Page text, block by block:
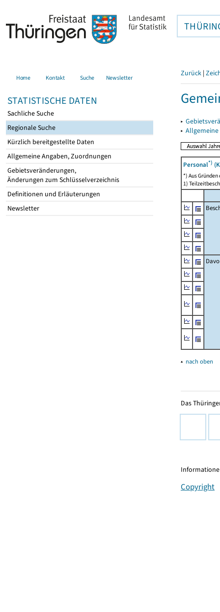
Home Kontakt Suche Newsletter
STATISTISCHE DATEN
Sachliche Suche
Regionale Suche
Kürzlich bereitgestellte Daten
Allgemeine Angaben, Zuordnungen
Gebietsveränderungen,
Änderungen zum Schlüsselverzeichnis
Definitionen und Erläuterungen
Newsletter
Zurück |
▸
▸
Personal*)
*) Aus
1)
▴ nach oben
Das
Copyright